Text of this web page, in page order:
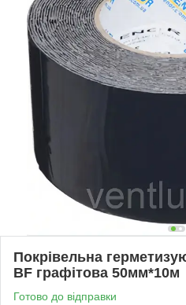
Покрівельна
BF графітова 50мм*10м
Готово до відправки